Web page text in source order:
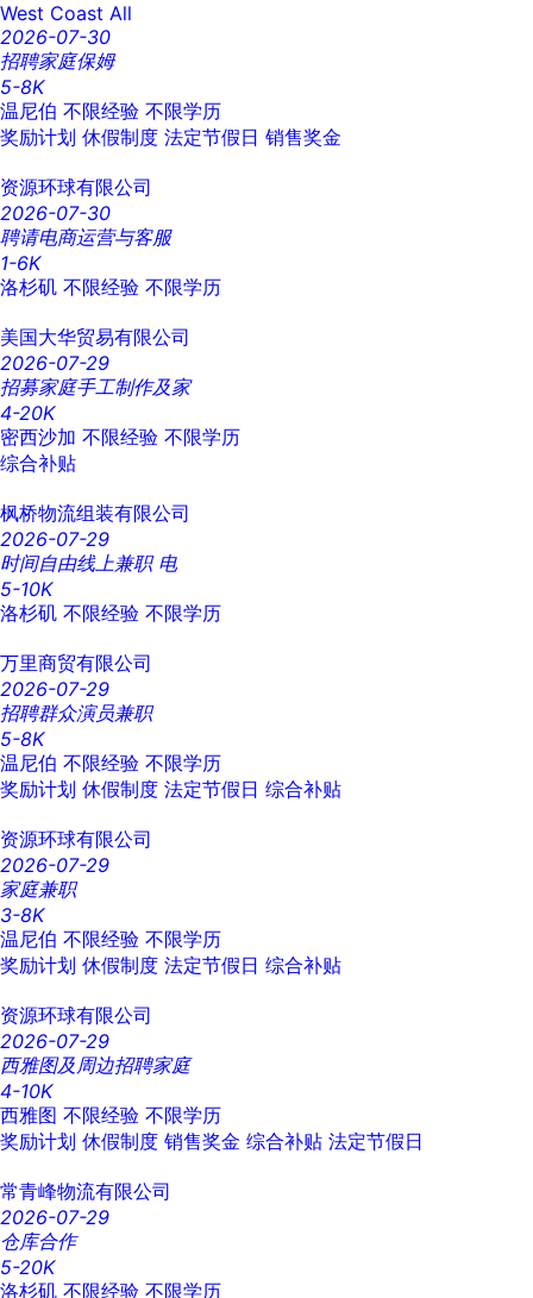
West Coast All
2026-07-30
招聘家庭保姆
5-8K
温尼伯 不限经验 不限学历
奖励计划 休假制度 法定节假日 销售奖金
资源环球有限公司
2026-07-30
聘请电商运营与客服
1-6K
洛杉矶 不限经验 不限学历
美国大华贸易有限公司
2026-07-29
招募家庭手工制作及家
4-20K
密西沙加 不限经验 不限学历
综合补贴
枫桥物流组装有限公司
2026-07-29
时间自由线上兼职 电
5-10K
洛杉矶 不限经验 不限学历
万里商贸有限公司
2026-07-29
招聘群众演员兼职
5-8K
温尼伯 不限经验 不限学历
奖励计划 休假制度 法定节假日 综合补贴
资源环球有限公司
2026-07-29
家庭兼职
3-8K
温尼伯 不限经验 不限学历
奖励计划 休假制度 法定节假日 综合补贴
资源环球有限公司
2026-07-29
西雅图及周边招聘家庭
4-10K
西雅图 不限经验 不限学历
奖励计划 休假制度 销售奖金 综合补贴 法定节假日
常青峰物流有限公司
2026-07-29
仓库合作
5-20K
洛杉矶 不限经验 不限学历